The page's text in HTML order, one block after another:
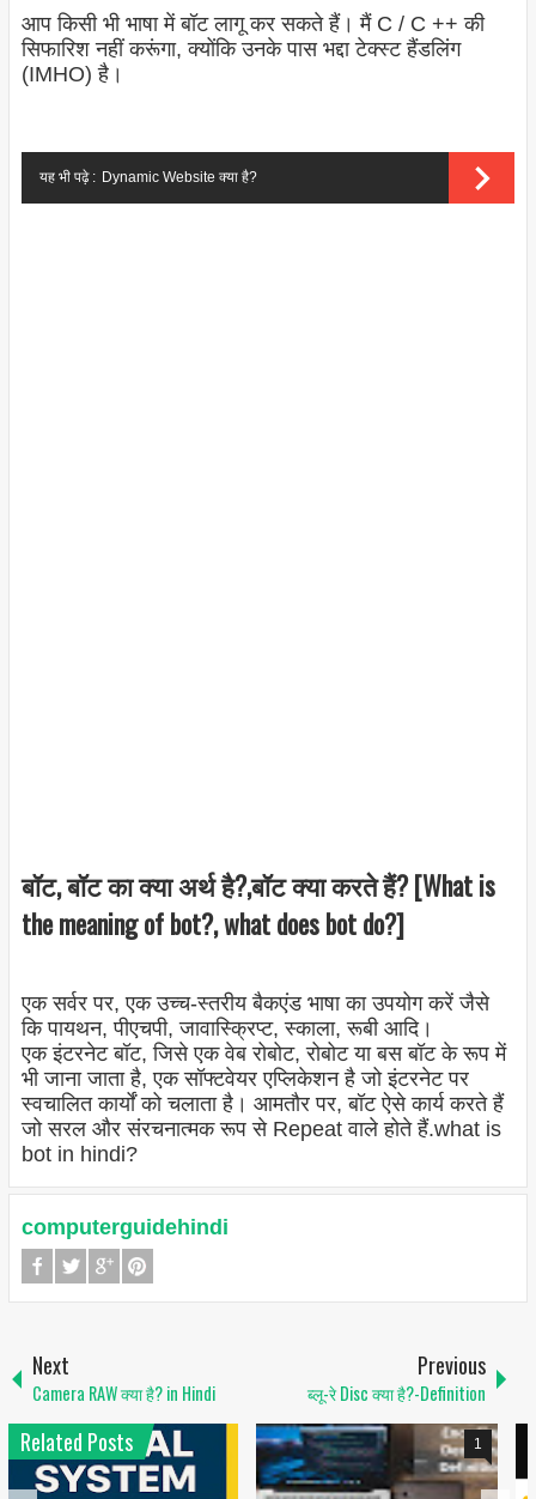
आप किसी भी भाषा में बॉट लागू कर सकते हैं। मैं C / C ++ की
सिफारिश नहीं करूंगा, क्योंकि उनके पास भद्दा टेक्स्ट हैंडलिंग
(IMHO) है।
यह भी पढ़े : Dynamic Website क्या है?
बॉट, बॉट का क्या अर्थ है?,बॉट क्या करते हैं? [What is
the meaning of bot?, what does bot do?]
एक सर्वर पर, एक उच्च-स्तरीय बैकएंड भाषा का उपयोग करें जैसे
कि पायथन, पीएचपी, जावास्क्रिप्ट, स्काला, रूबी आदि।
एक इंटरनेट बॉट, जिसे एक वेब रोबोट, रोबोट या बस बॉट के रूप में
भी जाना जाता है, एक सॉफ्टवेयर एप्लिकेशन है जो इंटरनेट पर
स्वचालित कार्यों को चलाता है। आमतौर पर, बॉट ऐसे कार्य करते हैं
जो सरल और संरचनात्मक रूप से Repeat वाले होते हैं.what is
bot in hindi?
computerguidehindi
Next
Camera RAW क्या है? in Hindi
Previous
ब्लू-रे Disc क्या है?-Definition
Related Posts 6